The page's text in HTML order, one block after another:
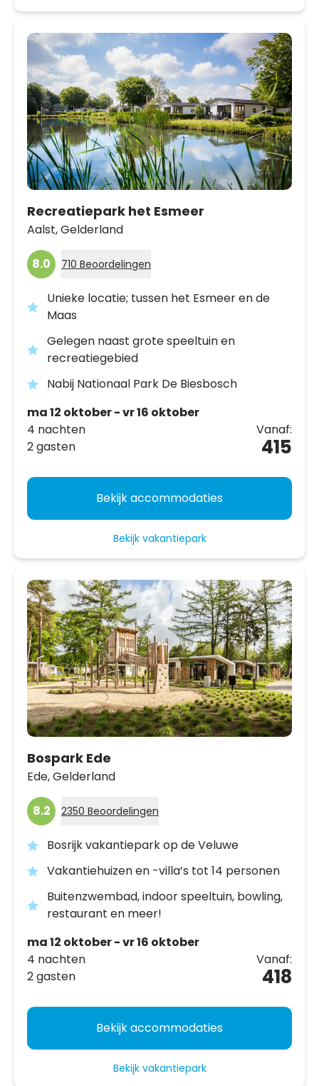
Recreatiepark het Esmeer
Aalst,Gelderland
8.0 710 Beoordelingen
Unieke locatie; tussen het Esmeer en de
Maas
Gelegen naast grote speeltuin en
recreatiegebied
Nabij Nationaal Park De Biesbosch
ma 12 oktober - vr 16 oktober
4 nachten
2 gasten
Vanaf:
415
Bekijk accommodaties
Bekijk vakantiepark
Bospark Ede
Ede,Gelderland
8.2 2350 Beoordelingen
Bosrijk vakantiepark op de Veluwe
Vakantiehuizen en -villa’s tot 14 personen
Buitenzwembad, indoor speeltuin, bowling,
restaurant en meer!
ma 12 oktober - vr 16 oktober
4 nachten
2 gasten
Vanaf:
418
Bekijk accommodaties
Bekijk vakantiepark